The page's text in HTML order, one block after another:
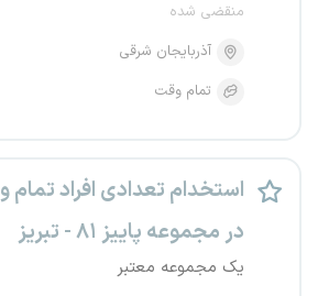
منقضی شده
آذربایجان شرقی
تمام وقت
استخدام تعدادی افراد تمام
در مجموعه پاییز ۸۱ - تبریز
یک مجموعه معتبر